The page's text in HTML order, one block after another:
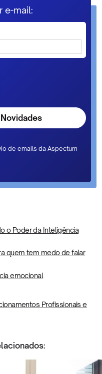
e-mail:
de emails da Aspectum
o Poder da Inteligência
quem tem medo de falar
emocional
Profissionais e